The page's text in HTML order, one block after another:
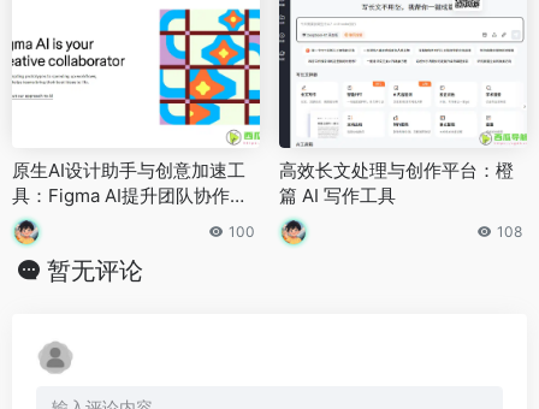
原生AI设计助手与创意加速工
具：Figma AI提升团队协作效
率和工作产出
100
高效长文处理与创作平台：橙
篇 AI 写作工具
108
暂无评论